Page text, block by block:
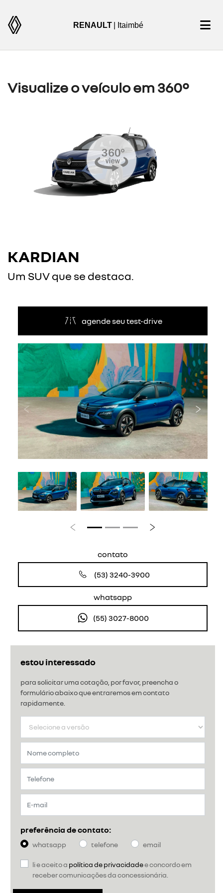
RENAULT | Itaimbé
Visualize o veículo em 360°
KARDIAN
Um SUV que se destaca.
agende seu test-drive
estou interessado
para solicitar uma cotação, por favor, preencha o
formulário abaixo que entraremos em contato
rapidamente.
preferência de contato:
whatsapp telefone email
li e aceito a política de privacidadee concordo em
receber comunicações da concessionária.
Anterior
Anterior Próximo
contato
(53) 3240-3900
whatsapp
(55) 3027-8000